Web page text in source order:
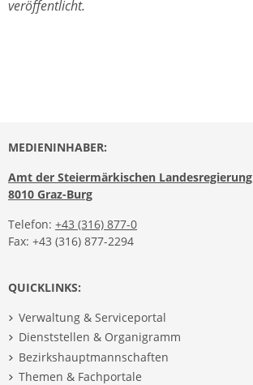
veröffentlicht.
MEDIENINHABER:
Amt der Steiermärkischen Landesregierung
8010 Graz-Burg
Telefon: +43 (316) 877-0
Fax: +43 (316) 877-2294
QUICKLINKS:
Verwaltung & Serviceportal
Dienststellen & Organigramm
Bezirkshauptmannschaften
Themen & Fachportale